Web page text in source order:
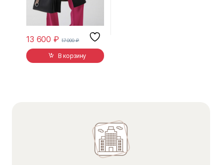
13 600₽ 17 000₽
В корзину